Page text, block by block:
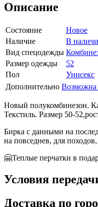
Описание
Состояние
Новое
Наличие
В
Вид спецодежды
Размер одежды
52
Пол
Унисекс
Дополнительно Возможна
Новый полукомбинезон.
Текстиль. Размер 50-
Бирка с данными на
на повседнев, для
🤗Теплые перчатки в
Условия
Доставка по